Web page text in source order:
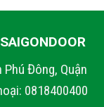
Đông, Quận
0818400400